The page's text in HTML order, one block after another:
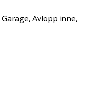
Garage, Avlopp inne,